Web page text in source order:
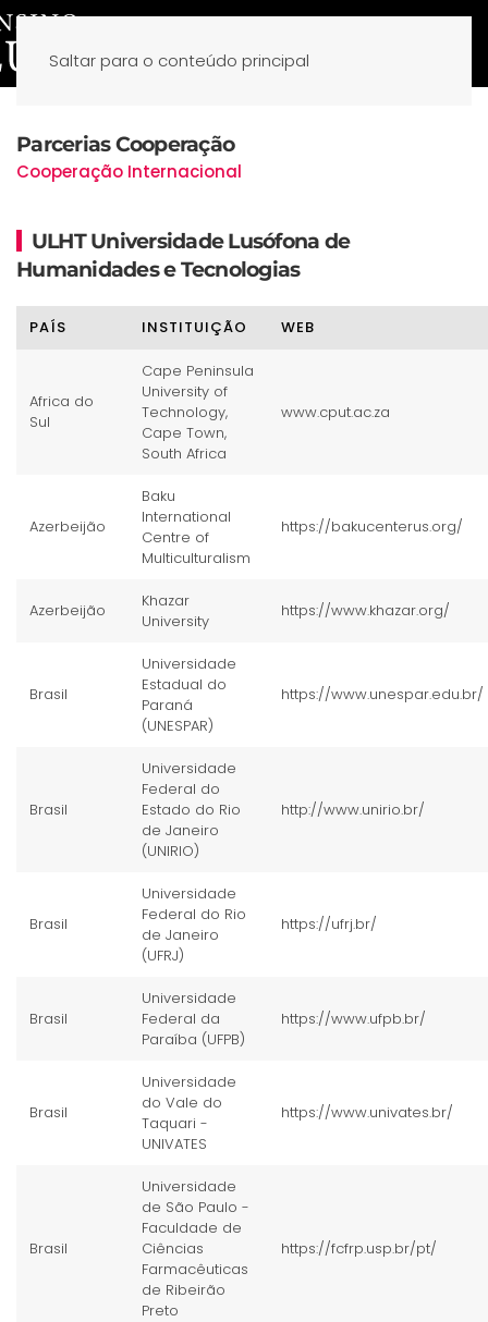
Saltar para o conteúdo principal
Parcerias Cooperação
Cooperação Internacional
ULHT Universidade Lusófona de
Humanidades e Tecnologias
PAÍS INSTITUIÇÃO WEB
Africa do
Sul
Cape Peninsula
University of
Technology,
Cape Town,
South Africa
www.cput.ac.za
Azerbeijão
Baku
International
Centre of
Multiculturalism
https://bakucenterus.org/
Azerbeijão
Khazar
University
https://www.khazar.org/
Brasil
Universidade
Estadual do
Paraná
(UNESPAR)
https://www.unespar.edu.br/
Brasil
Universidade
Federal do
Estado do Rio
de Janeiro
(UNIRIO)
http://www.unirio.br/
Brasil
Universidade
Federal do Rio
de Janeiro
(UFRJ)
https://ufrj.br/
Brasil
Universidade
Federal da
Paraíba (UFPB)
https://www.ufpb.br/
Brasil
Universidade
do Vale do
Taquari -
UNIVATES
https://www.univates.br/
Brasil
Universidade
de São Paulo -
Faculdade de
Ciências
Farmacêuticas
de Ribeirão
Preto
https://fcfrp.usp.br/pt/